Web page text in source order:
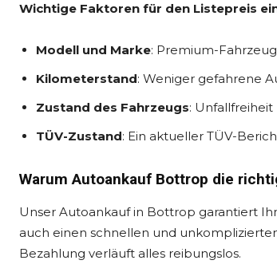
Wichtige Faktoren für den Listepreis
Modell und Marke: Premium-
Kilometerstand: Weniger gefahrene
Zustand des Fahrzeugs:
TÜV-Zustand: Ein aktueller TÜV-
Warum Autoankauf Bottrop die
Unser Autoankauf in Bottrop garantiert
auch einen schnellen und
Bezahlung verläuft alles reibungslos.